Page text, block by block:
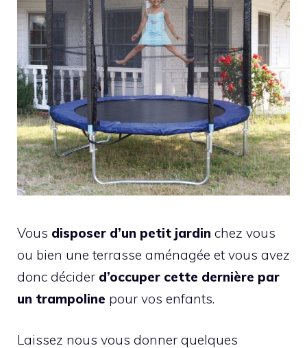
Vous disposer d’un petit jardin chez vous
ou bien une terrasse aménagée et vous avez
donc décider d’occuper cette dernière par
un trampoline pour vos enfants.
Laissez nous vous donner quelques